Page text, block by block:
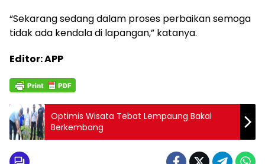
“Sekarang sedang dalam proses perbaikan semoga
tidak ada kendala di lapangan,” katanya.
Editor: APP
Optimis Wisata Tebat Lempaung Bakal
Berkembang